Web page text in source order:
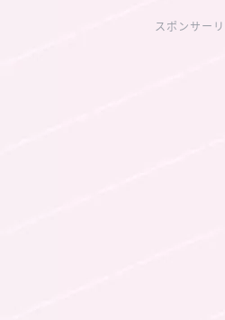
スポンサー